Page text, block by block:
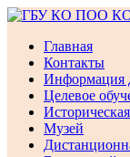
Перейти
содержимому
Главная
Контакты
Информация
Целевое
Музей